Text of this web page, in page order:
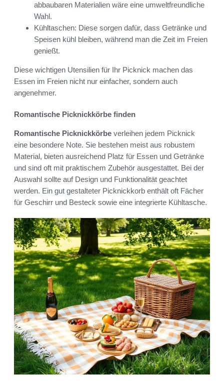
abbaubaren Materialien wäre eine umweltfreundliche
Wahl.
Kühltaschen: Diese sorgen dafür, dass Getränke und
Speisen kühl bleiben, während man die Zeit im Freien
genießt.
Diese wichtigen Utensilien für Ihr Picknick machen das
Essen im Freien nicht nur einfacher, sondern auch
angenehmer.
Romantische Picknickkörbe finden
Romantische Picknickkörbe verleihen jedem Picknick
eine besondere Note. Sie bestehen meist aus robustem
Material, bieten ausreichend Platz für Essen und Getränke
und sind oft mit praktischem Zubehör ausgestattet. Bei der
Auswahl sollte auf Design und Funktionalität geachtet
werden. Ein gut gestalteter Picknickkorb enthält oft Fächer
für Geschirr und Besteck sowie eine integrierte Kühltasche.